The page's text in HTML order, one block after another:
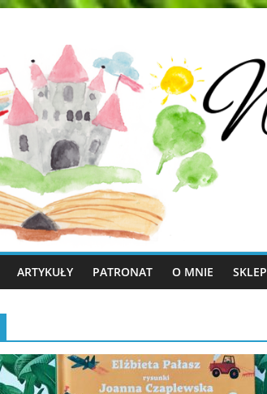
ARTYKUŁY PATRONAT O MNIE SKLEP